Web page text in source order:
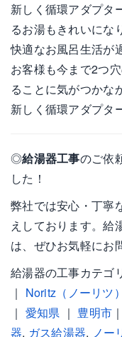
新しく循環アダプタ
るお湯もきれいにな
快適なお風呂生活が
お客様も今まで2つ
ることに気がつかな
新しく循環アダプタ
◎給湯器工事のご依
した！
弊社では安心・丁寧
えしております。給
は、ぜひお気軽にお
給湯器の工事カテゴ
｜ Noritz（ノーリツ）
｜ 愛知県 ｜ 豊明市
器, ガス給湯器, ノー